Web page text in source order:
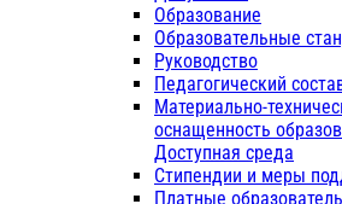
Образование
Образовательные
Руководство
Педагогический
Материально-
оснащенность
Доступная среда
Стипендии и меры
Платные